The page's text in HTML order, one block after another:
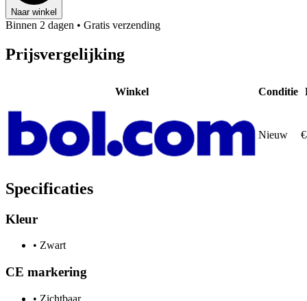
Naar winkel
Binnen 2 dagen • Gratis verzending
Prijsvergelijking
Winkel Conditie
Nieuw
Specificaties
Kleur
• Zwart
CE markering
• Zichtbaar